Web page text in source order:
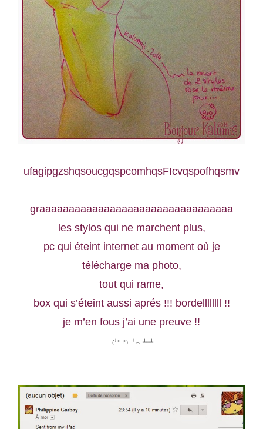
ufagipgzshqsoucgqspcomhqsFIcvqspofhqsmv
graaaaaaaaaaaaaaaaaaaaaaaaaaaaaaaaa
les stylos qui ne marchent plus,
pc qui éteint internet au moment où je
télécharge ma photo,
tout qui rame,
box qui s’éteint aussi aprés !!! bordellllllll !!
je m’en fous j’ai une preuve !!
(╯°□°）╯︵ ┻━┻